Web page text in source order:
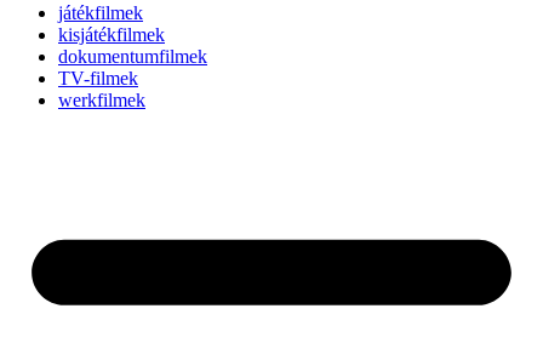
játékfilmek
kisjátékfilmek
dokumentumfilmek
TV-filmek
werkfilmek